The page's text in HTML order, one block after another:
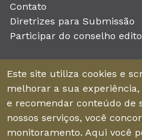
Contato
Diretrizes para Submissão
Participar do conselho
Unieducar Inteligência
CNPJ: 05.569.970/0001-26
Av. Desembargador Moreira,
Aldeota
Fortaleza – Ceará - Brasil -
Este site utiliza cookies e
melhorar a sua
e recomendar conteúdo de
nossos serviços, você
monitoramento. Aqui você